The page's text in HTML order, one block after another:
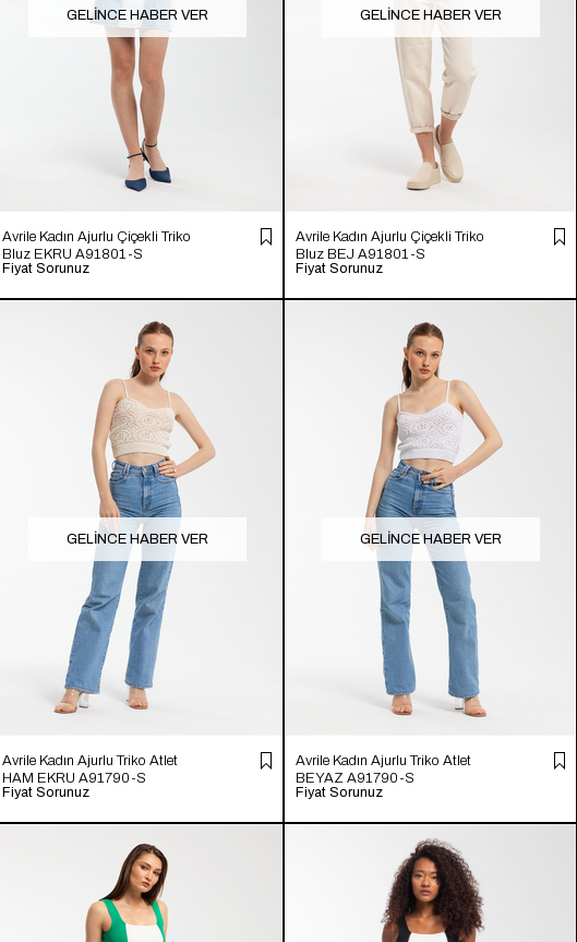
GELINCE HABER VER
Avrile Kadın Ajurlu Çiçekli Triko
Bluz EKRU A91801-S
Fiyat Sorunuz
GELINCE HABER VER
Avrile Kadın Ajurlu Çiçekli Triko
Bluz BEJ A91801-S
Fiyat Sorunuz
GELINCE HABER VER
Avrile Kadın Ajurlu Triko Atlet
HAM EKRU A91790-S
Fiyat Sorunuz
GELINCE HABER VER
Avrile Kadın Ajurlu Triko Atlet
BEYAZ A91790-S
Fiyat Sorunuz